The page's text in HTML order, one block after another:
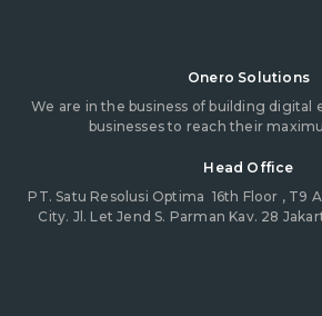
Onero Solutions
We are in the business of building digital
businesses to reach their
Head Office
PT. Satu Resolusi Optima 16th Floor , T9
City. Jl. Let Jend S. Parman Kav. 28